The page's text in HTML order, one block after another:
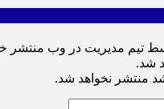
تیم مدیریت در وب منتشر
شد.
منتشر نخواهد شد.